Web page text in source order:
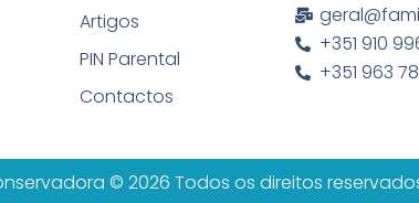
Artigos
PIN Parental
Contactos
+351 910
+351 963
© 2026 Todos os direitos